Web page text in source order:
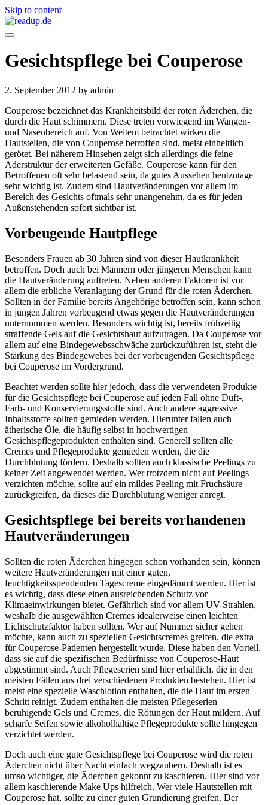
Skip to content
Gesichtspflege bei Couperose
2. September 2012 by admin
Couperose bezeichnet das Krankheitsbild der roten Äderchen, die
durch die Haut schimmern. Diese treten vorwiegend im Wangen-
und Nasenbereich auf. Von Weitem betrachtet wirken die
Hautstellen, die von Couperose betroffen sind, meist einheitlich
gerötet. Bei näherem Hinsehen zeigt sich allerdings die feine
Aderstruktur der erweiterten Gefäße. Couperose kann für den
Betroffenen oft sehr belastend sein, da gutes Aussehen heutzutage
sehr wichtig ist. Zudem sind Hautveränderungen vor allem im
Bereich des Gesichts oftmals sehr unangenehm, da es für jeden
Außenstehenden sofort sichtbar ist.
Vorbeugende Hautpflege
Besonders Frauen ab 30 Jahren sind von dieser Hautkrankheit
betroffen. Doch auch bei Männern oder jüngeren Menschen kann
die Hautveränderung auftreten. Neben anderen Faktoren ist vor
allem die erbliche Veranlagung der Grund für die roten Äderchen.
Sollten in der Familie bereits Angehörige betroffen sein, kann schon
in jungen Jahren vorbeugend etwas gegen die Hautveränderungen
unternommen werden. Besonders wichtig ist, bereits frühzeitig
straffende Gels auf die Gesichtshaut aufzutragen. Da Couperose vor
allem auf eine Bindegewebsschwäche zurückzuführen ist, steht die
Stärkung des Bindegewebes bei der vorbeugenden Gesichtspflege
bei Couperose im Vordergrund.
Beachtet werden sollte hier jedoch, dass die verwendeten Produkte
für die Gesichtspflege bei Couperose auf jeden Fall ohne Duft-,
Farb- und Konservierungsstoffe sind. Auch andere aggressive
Inhaltsstoffe sollten gemieden werden. Hierunter fallen auch
ätherische Öle, die häufig selbst in hochwertigen
Gesichtspflegeprodukten enthalten sind. Generell sollten alle
Cremes und Pflegeprodukte gemieden werden, die die
Durchblutung fördern. Deshalb sollten auch klassische Peelings zu
keiner Zeit angewendet werden. Wer trotzdem nicht auf Peelings
verzichten möchte, sollte auf ein mildes Peeling mit Fruchsäure
zurückgreifen, da dieses die Durchblutung weniger anregt.
Gesichtspflege bei bereits vorhandenen
Hautveränderungen
Sollten die roten Äderchen hingegen schon vorhanden sein, können
weitere Hautveränderungen mit einer guten,
feuchtigkeitsspendenden Tagescreme eingedämmt werden. Hier ist
es wichtig, dass diese einen ausreichenden Schutz vor
Klimaeinwirkungen bietet. Gefährlich sind vor allem UV-Strahlen,
weshalb die ausgewählten Cremes idealerweise einen leichten
Lichtschutzfaktor haben sollten. Wer auf Nummer sicher gehen
möchte, kann auch zu speziellen Gesichtscremes greifen, die extra
für Couperose-Patienten hergestellt wurde. Diese haben den Vorteil,
dass sie auf die spezifischen Bedürfnisse von Couperose-Haut
abgestimmt sind. Auch Pflegeserien sind hier erhältlich, die in den
meisten Fällen aus drei verschiedenen Produkten bestehen. Hier ist
meist eine spezielle Waschlotion enthalten, die die Haut im ersten
Schritt reinigt. Zudem enthalten die meisten Pflegeserien
beruhigende Gels und Cremes, die Rötungen der Haut mildern. Auf
scharfe Seifen sowie alkoholhaltige Pflegeprodukte sollte hingegen
verzichtet werden.
Doch auch eine gute Gesichtspflege bei Couperose wird die roten
Äderchen nicht über Nacht einfach wegzaubern. Deshalb ist es
umso wichtiger, die Äderchen gekonnt zu kaschieren. Hier sind vor
allem kaschierende Make Ups hilfreich. Wer viele Hautstellen mit
Couperose hat, sollte zu einer guten Grundierung greifen. Der